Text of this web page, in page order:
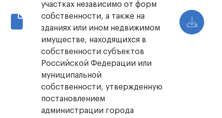
участках независимо от форм
собственности, а также на
зданиях или ином недвижимом
имуществе, находящихся в
собственности субъектов
Российской Федерации или
муниципальной
собственности, утвержденную
постановлением
администрации города